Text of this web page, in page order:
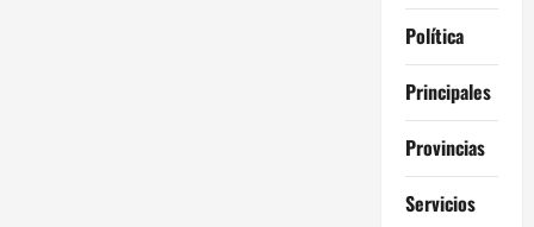
Política
Principales
Provincias
Servicios